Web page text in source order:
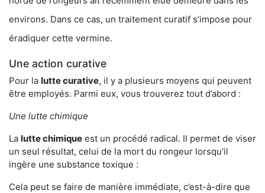
environs. Dans ce cas, un traitement curatif s’impose pour
éradiquer cette vermine.
Une action curative
Pour la lutte curative, il y a plusieurs moyens qui peuvent
être employés. Parmi eux, vous trouverez tout d’abord :
Une lutte chimique
La lutte chimique est un procédé radical. Il permet de viser
un seul résultat, celui de la mort du rongeur lorsqu'il
ingère une substance toxique :
Cela peut se faire de manière immédiate, c’est-à-dire que